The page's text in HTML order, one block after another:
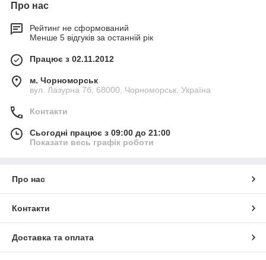
Про нас
Рейтинг не сформований
Менше 5 відгуків за останній рік
Працює з 02.11.2012
м. Чорноморськ
вул. Лазурна 7б, 68000, Чорноморськ, Україна
Контакти
Сьогодні працює з 09:00 до 21:00
Показати весь графік роботи
Про нас
Контакти
Доставка та оплата